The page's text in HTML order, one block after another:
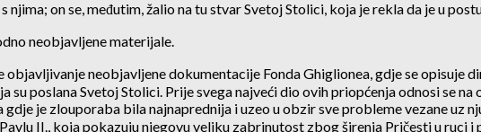
on se, međutim, žalio na tu stvar Svetoj Stolici, koja je rekla da je u
neobjavljene materijale.
neobjavljene dokumentacije Fonda Ghiglionea, gdje se opisuje
poslana Svetoj Stolici. Prije svega najveći dio ovih priopćenja odnosi se
je zlouporaba bila najnaprednija i uzeo u obzir sve probleme vezane uz
II., koja pokazuju njegovu veliku zabrinutost zbog širenja Pričesti u